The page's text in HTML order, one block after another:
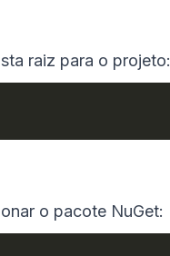
raiz para o projeto:
o pacote NuGet: